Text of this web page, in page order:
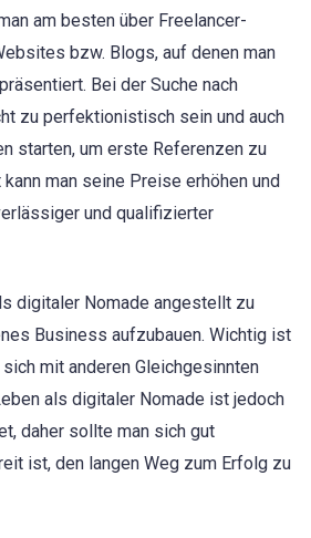
am besten über Freelancer-
bzw. Blogs, auf denen man
Bei der Suche nach
zu perfektionistisch sein und auch
starten, um erste Referenzen zu
man seine Preise erhöhen und
und qualifizierter
digitaler Nomade angestellt zu
Business aufzubauen. Wichtig ist
mit anderen Gleichgesinnten
als digitaler Nomade ist jedoch
daher sollte man sich gut
ist, den langen Weg zum Erfolg zu